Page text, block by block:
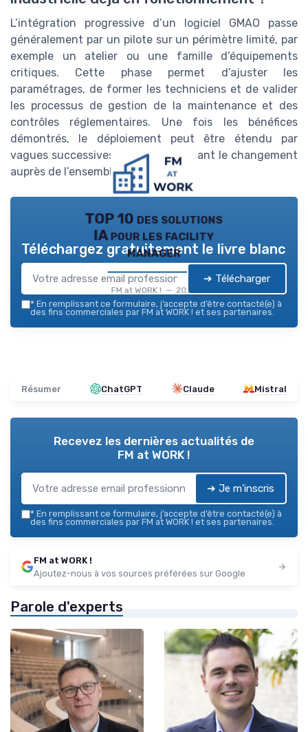
L’intégration progressive d’un logiciel GMAO passe
généralement par un pilote sur un périmètre limité, par
exemple un atelier ou une famille d’équipements
critiques. Cette phase permet d’ajuster les
paramétrages, de former les techniciens et de valider
les processus de gestion de la maintenance et des
contrôles réglementaires. Une fois les bénéfices
démontrés, le déploiement peut être étendu par
vagues successives, en accompagnant le changement
auprès de l’ensemble des équipes.
TOP 10 des solutions
IA pour les facility
manager
FM at WORK ! — 2026
Téléchargez gratuitement le livre blanc
➔ Télécharger
* En remplissant ce formulaire, j’accepte d’être contacté(e) à
des fins commerciales par FM at WORK ! et ses partenaires.
Résumer ChatGPT Claude Mistral
Recevez les dernières actualités de
FM at WORK !
➔ Je m'inscris
* En remplissant ce formulaire, j’accepte d’être contacté(e) à
des fins commerciales par FM at WORK ! et ses partenaires.
FM at WORK !
Ajoutez-nous à vos sources préférées sur Google
Parole d'experts